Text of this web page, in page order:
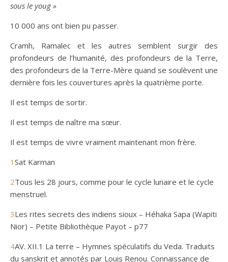
sous le youg »
10 000 ans ont bien pu passer.
Cramh, Ramalec et les autres semblent surgir des
profondeurs de l’humanité, des profondeurs de la Terre,
des profondeurs de la Terre-Mère quand se soulèvent une
dernière fois les couvertures après la quatrième porte.
Il est temps de sortir.
Il est temps de naître ma sœur.
Il est temps de vivre vraiment maintenant mon frère.
1 Sat Karman
2Tous les 28 jours, comme pour le cycle lunaire et le cycle
menstruel.
3Les rites secrets des indiens sioux – Héhaka Sapa (Wapiti
Nior) – Petite Bibliothèque Payot – p77
4AV. XII.1 La terre – Hymnes spéculatifs du Veda. Traduits
du sanskrit et annotés par Louis Renou. Connaissance de